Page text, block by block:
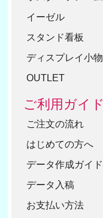
イーゼル
スタンド看板
ディスプレイ小物
OUTLET
ご利用ガイド
ご注文の流れ
はじめての方へ
データ作成ガイド
データ入稿
お支払い方法